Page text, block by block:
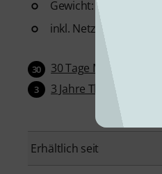
Gewicht: 5,1 kg
inkl. Netzteil und
30 30 Tage Money-
3 3 Jahre Thomann
Erhältlich seit